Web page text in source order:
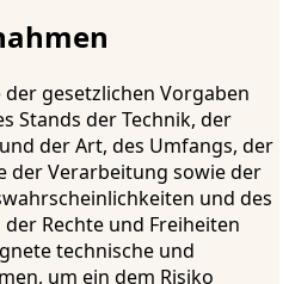
gesetzlichen Vorgaben
Stands der Technik, der
der Art, des Umfangs, der
der Verarbeitung sowie der
und des
Rechte und Freiheiten
technische und
um ein dem Risiko